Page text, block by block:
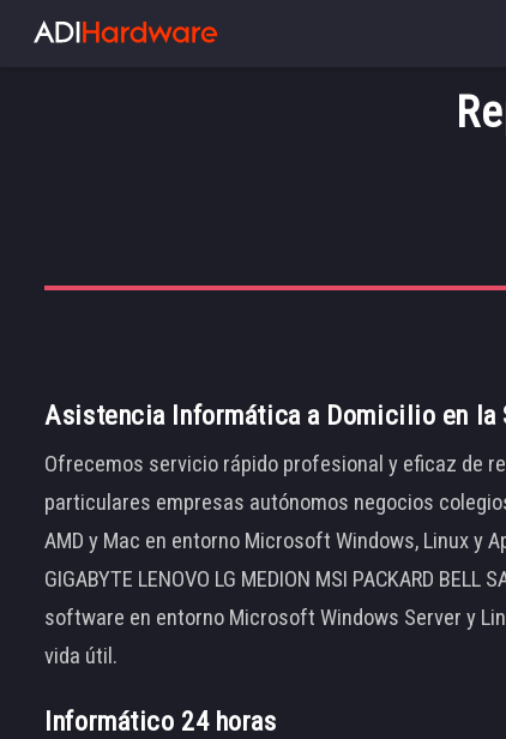
Asistencia Informática a Domicilio en la
Ofrecemos servicio rápido profesional y eficaz de
particulares empresas autónomos negocios
AMD y Mac en entorno Microsoft Windows, Linux y
GIGABYTE LENOVO LG MEDION MSI PACKARD
software en entorno Microsoft Windows Server y
vida útil.
Informático 24 horas